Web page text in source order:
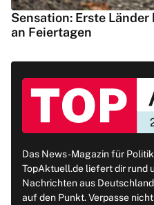
Sensation: Erste
an Feiertagen
Das News-Magazin für
TopAktuell.de liefert dir rund
Nachrichten aus
auf den Punkt. Verpasse